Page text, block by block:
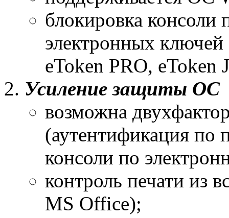
блокировка консоли
электронных
eToken PRO,
Усиление защиты ОС
возможна
(аутентификация по
консоли по
контроль печати из
MS Office);